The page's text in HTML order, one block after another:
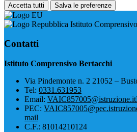
Accetta tutti Salva le preferenze
Istituto
Contatti
Istituto Comprensivo Bertacchi
Via Pindemonte n. 2 21052 –
Tel: 0331.631953
Email: VAIC857005@istruzione.it
PEC:
mail
C.F.: 81014210124